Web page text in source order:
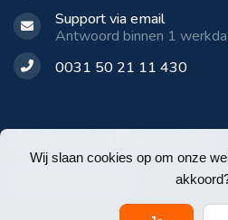
Wij slaan cookies op om onze
Support via email
Antwoord binnen 1
0031 50 21 11 430